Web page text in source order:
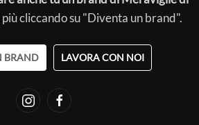
cliccando su "Diventa un brand".
BRAND LAVORA CON NOI